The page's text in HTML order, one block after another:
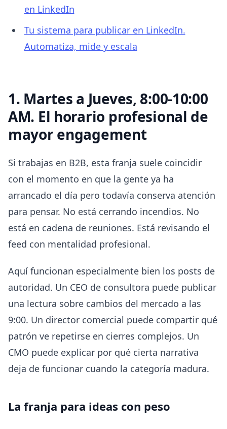
en LinkedIn
Tu sistema para publicar en LinkedIn.
Automatiza, mide y escala
1. Martes a Jueves, 8:00-10:00
AM. El horario profesional de
mayor engagement
Si trabajas en B2B, esta franja suele coincidir
con el momento en que la gente ya ha
arrancado el día pero todavía conserva atención
para pensar. No está cerrando incendios. No
está en cadena de reuniones. Está revisando el
feed con mentalidad profesional.
Aquí funcionan especialmente bien los posts de
autoridad. Un CEO de consultora puede publicar
una lectura sobre cambios del mercado a las
9:00. Un director comercial puede compartir qué
patrón ve repetirse en cierres complejos. Un
CMO puede explicar por qué cierta narrativa
deja de funcionar cuando la categoría madura.
La franja para ideas con peso